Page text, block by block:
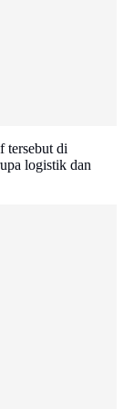
tersebut di
logistik dan